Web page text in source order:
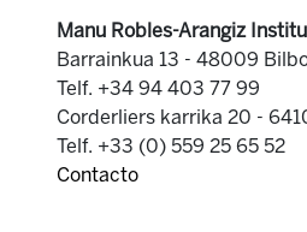
Manu Robles-Arangiz
Barrainkua 13 - 48009
Telf. +34 94 403 77 99
Corderliers karrika 20 -
Telf. +33 (0) 559 25 65 52
Contacto